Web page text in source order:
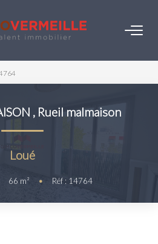
LOUER
SERVICES
, Rueil malmaison
Loué
66 m² • Réf : 14764